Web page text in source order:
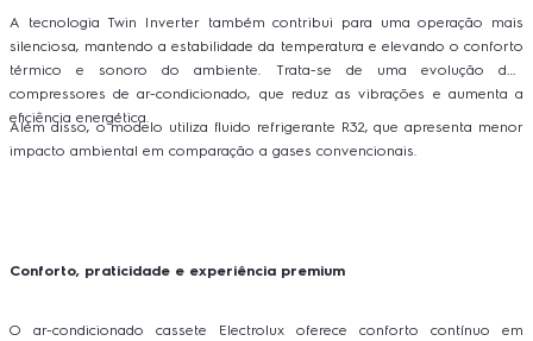
A tecnologia Twin Inverter também contribui para uma operação mais
silenciosa, mantendo a estabilidade da temperatura e elevando o conforto
térmico e sonoro do ambiente. Trata-se de uma evolução dos
compressores de ar-condicionado, que reduz as vibrações e aumenta a
eficiência energética.
Além disso, o modelo utiliza fluido refrigerante R32, que apresenta menor
impacto ambiental em comparação a gases convencionais.
Conforto, praticidade e experiência premium
O ar-condicionado cassete Electrolux oferece conforto contínuo em